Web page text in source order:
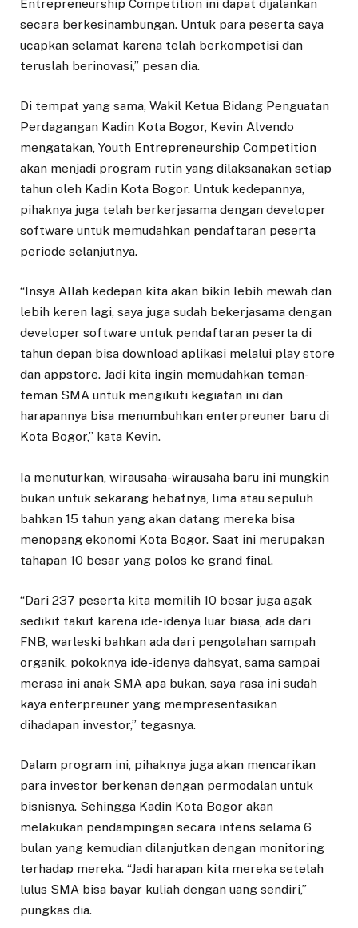
Entrepreneurship Competition ini dapat dijalankan
secara berkesinambungan. Untuk para peserta saya
ucapkan selamat karena telah berkompetisi dan
teruslah berinovasi,” pesan dia.
Di tempat yang sama, Wakil Ketua Bidang Penguatan
Perdagangan Kadin Kota Bogor, Kevin Alvendo
mengatakan, Youth Entrepreneurship Competition
akan menjadi program rutin yang dilaksanakan setiap
tahun oleh Kadin Kota Bogor. Untuk kedepannya,
pihaknya juga telah berkerjasama dengan developer
software untuk memudahkan pendaftaran peserta
periode selanjutnya.
“Insya Allah kedepan kita akan bikin lebih mewah dan
lebih keren lagi, saya juga sudah bekerjasama dengan
developer software untuk pendaftaran peserta di
tahun depan bisa download aplikasi melalui play store
dan appstore. Jadi kita ingin memudahkan teman-
teman SMA untuk mengikuti kegiatan ini dan
harapannya bisa menumbuhkan enterpreuner baru di
Kota Bogor,” kata Kevin.
Ia menuturkan, wirausaha-wirausaha baru ini mungkin
bukan untuk sekarang hebatnya, lima atau sepuluh
bahkan 15 tahun yang akan datang mereka bisa
menopang ekonomi Kota Bogor. Saat ini merupakan
tahapan 10 besar yang polos ke grand final.
“Dari 237 peserta kita memilih 10 besar juga agak
sedikit takut karena ide-idenya luar biasa, ada dari
FNB, warleski bahkan ada dari pengolahan sampah
organik, pokoknya ide-idenya dahsyat, sama sampai
merasa ini anak SMA apa bukan, saya rasa ini sudah
kaya enterpreuner yang mempresentasikan
dihadapan investor,” tegasnya.
Dalam program ini, pihaknya juga akan mencarikan
para investor berkenan dengan permodalan untuk
bisnisnya. Sehingga Kadin Kota Bogor akan
melakukan pendampingan secara intens selama 6
bulan yang kemudian dilanjutkan dengan monitoring
terhadap mereka. “Jadi harapan kita mereka setelah
lulus SMA bisa bayar kuliah dengan uang sendiri,”
pungkas dia.